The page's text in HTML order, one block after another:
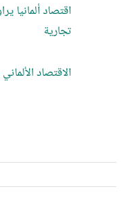
اقتصاد ألمانيا
تجارية
الاقتصاد